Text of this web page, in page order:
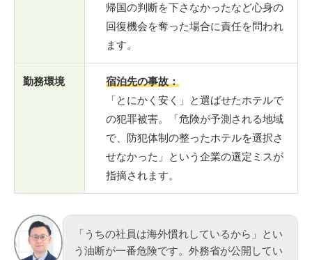
帰国の判断を下さなかったなど心身の
回復機会を奪った場合に責任を問われ
ます。
勤務環境
宿泊先の事故：
「とにかく安く」と選ばせたホテルで
の犯罪被害。「危険が予測される地域
で、防犯体制の整ったホテルを選択さ
せなかった」という企業の選定ミスが
指摘されます。
「うちの社員は海外慣れしているから」とい
う油断が一番危険です。外務省が公開してい